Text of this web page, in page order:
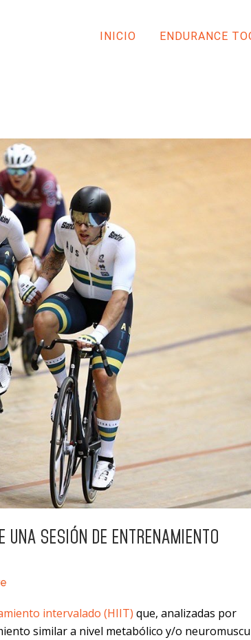
INICIO ENDURANCE
UNA SESIÓN DE ENTRENAMIENTO
intervalado (HIIT) que, analizadas por
similar a nivel metabólico y/o